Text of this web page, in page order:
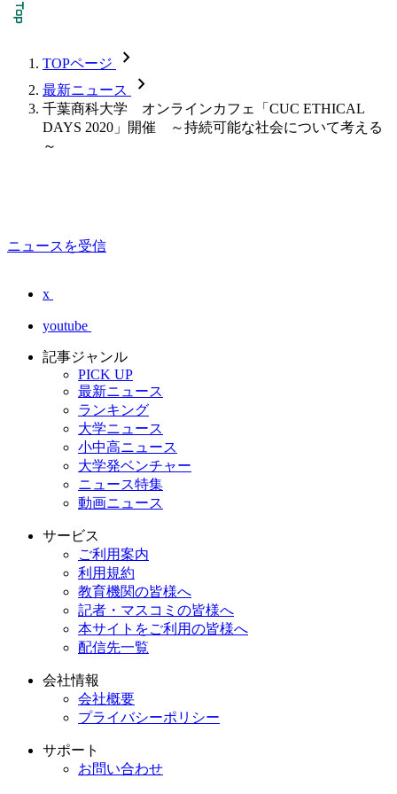
TOPページ chevron_forward
最新ニュース chevron_forward
千葉商科大学 オンラインカフェ「CUC ETHICAL
DAYS 2020」開催 ～持続可能な社会について考える
～
ニュースを受信
x
youtube
記事ジャンル
PICK UP
最新ニュース
ランキング
大学ニュース
小中高ニュース
大学発ベンチャー
ニュース特集
動画ニュース
サービス
ご利用案内
利用規約
教育機関の皆様へ
記者・マスコミの皆様へ
本サイトをご利用の皆様へ
配信先一覧
会社情報
会社概要
プライバシーポリシー
サポート
お問い合わせ